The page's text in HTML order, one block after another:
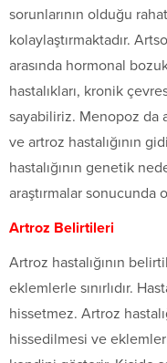
sorunlarının olduğu
kolaylaştırmaktadır.
arasında hormonal
hastalıkları, kronik
sayabiliriz. Menopoz da
ve artroz hastalığının
hastalığının genetik
araştırmalar sonucunda
Artroz Belirtileri
Artroz hastalığının
eklemlerle sınırlıdır.
hissetmez. Artroz
hissedilmesi ve